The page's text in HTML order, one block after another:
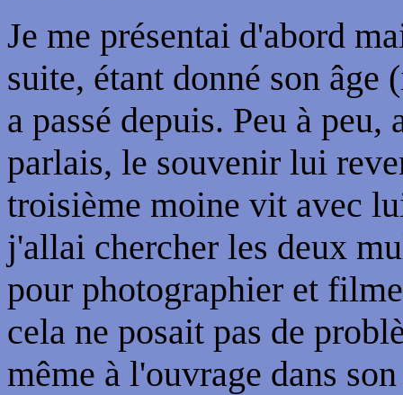
Je me présentai d'abord
suite, étant donné son
a passé depuis. Peu à
parlais, le souvenir lui
troisième moine vit avec
j'allai chercher les deux
pour photographier et
cela ne posait pas de
même à l'ouvrage dans